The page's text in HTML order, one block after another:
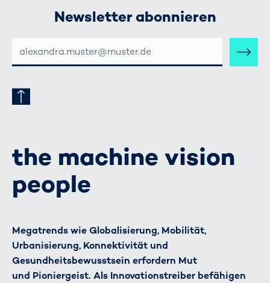
Newsletter abonnieren
MAIL-
ADRESSE
the machine vision
people
Megatrends wie Globalisierung, Mobilität,
Urbanisierung, Konnektivität und
Gesundheitsbewusstsein erfordern Mut
und Pioniergeist. Als Innovationstreiber befähigen